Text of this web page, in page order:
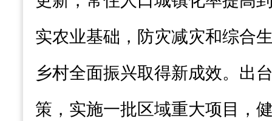
实农业基础，防灾减灾和综合
乡村全面振兴取得新成效。出
策，实施一批区域重大项目，